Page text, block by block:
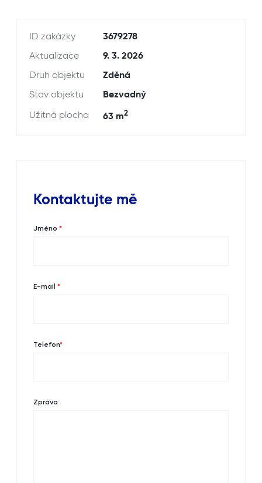
ID zakázky 3679278
Aktualizace 9. 3. 2026
Druh objektu Zděná
Stav objektu Bezvadný
Užitná plocha 63 m2
Kontaktujte mě
Jméno *
E-mail *
Telefon*
Zpráva